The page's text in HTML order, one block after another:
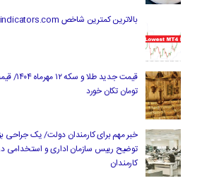
بالاترین کمترین شاخص MT4 – forexmt4indicators.com
تومان تکان خورد
خبر مهم برای کارمندان دولت/ یک جراحی
توضیح رییس سازمان اداری و استخدامی
کارمندان